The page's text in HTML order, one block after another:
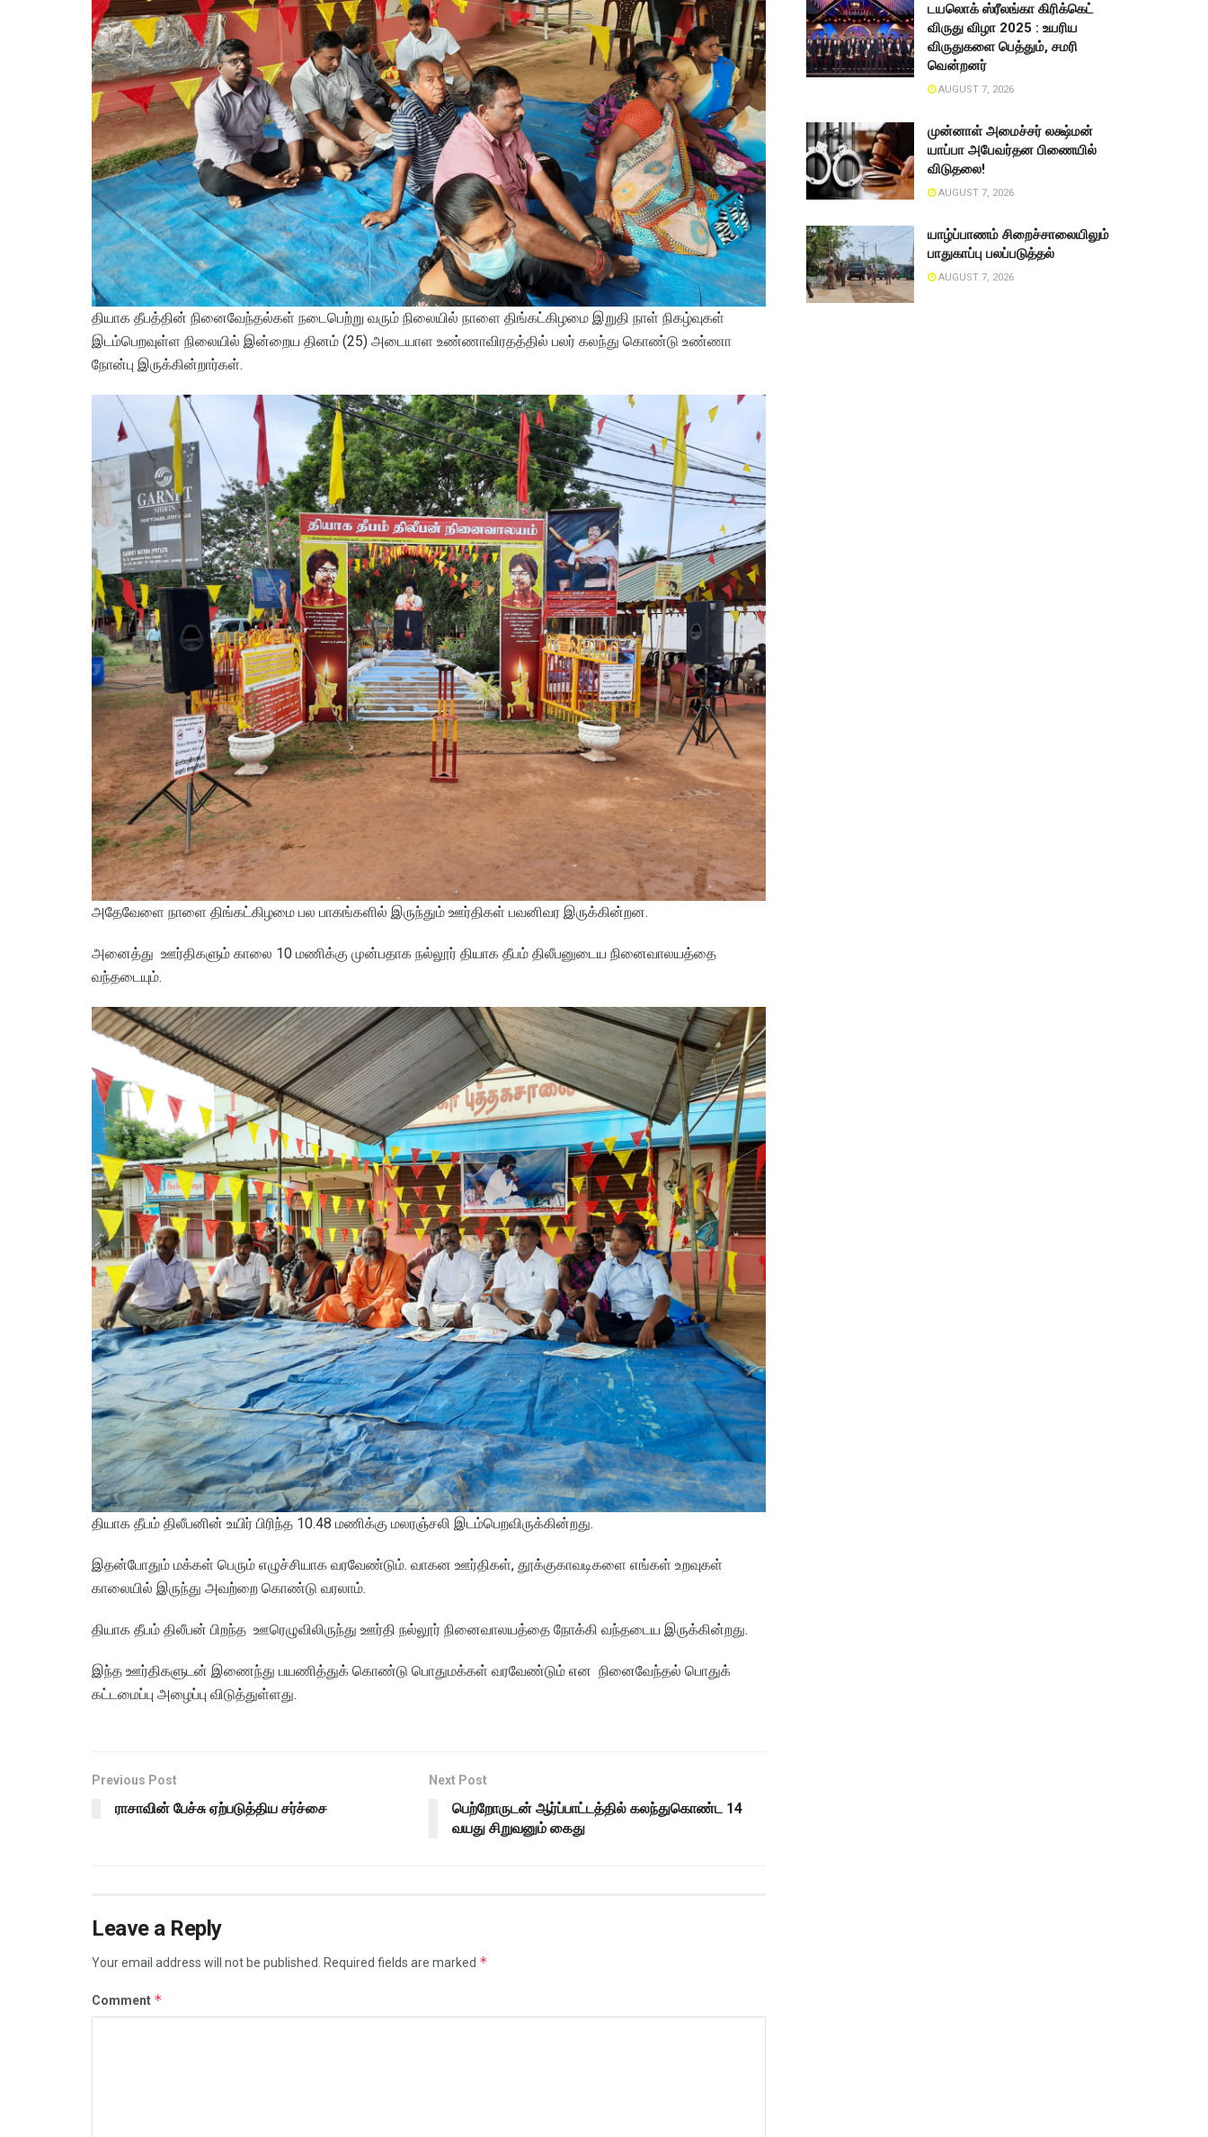
தியாக தீபத்தின் நினைவேந்தல்கள் நடைபெற்று வரும் நிலையில் நாளை திங்கட்கிழமை இறுதி நாள் நிகழ்வுகள்
இடம்பெறவுள்ள நிலையில் இன்றைய தினம் (25) அடையாள உண்ணாவிரதத்தில் பலர் கலந்து கொண்டு உண்ணா
நோன்பு இருக்கின்றார்கள்.
அதேவேளை நாளை திங்கட்கிழமை பல பாகங்களில் இருந்தும் ஊர்திகள் பவனிவர இருக்கின்றன.
அனைத்து ஊர்திகளும் காலை 10 மணிக்கு முன்பதாக நல்லூர் தியாக தீபம் திலீபனுடைய நினைவாலயத்தை
வந்தடையும்.
தியாக தீபம் திலீபனின் உயிர் பிரிந்த 10.48 மணிக்கு மலரஞ்சலி இடம்பெறவிருக்கின்றது.
இதன்போதும் மக்கள் பெரும் எழுச்சியாக வரவேண்டும். வாகன ஊர்திகள், தூக்குகாவடிகளை எங்கள் உறவுகள்
காலையில் இருந்து அவற்றை கொண்டு வரலாம்.
தியாக தீபம் திலீபன் பிறந்த ஊரெழுவிலிருந்து ஊர்தி நல்லூர் நினைவாலயத்தை நோக்கி வந்தடைய இருக்கின்றது.
இந்த ஊர்திகளுடன் இணைந்து பயணித்துக் கொண்டு பொதுமக்கள் வரவேண்டும் என நினைவேந்தல் பொதுக்
கட்டமைப்பு அழைப்பு விடுத்துள்ளது.
Previous Post
ராசாவின் பேச்சு ஏற்படுத்திய சர்ச்சை
Next Post
பெற்றோருடன் ஆர்ப்பாட்டத்தில் கலந்துகொண்ட 14
வயது சிறுவனும் கைது
Leave a Reply
Your email address will not be published. Required fields are marked *
Comment *
டயலொக் ஸ்ரீலங்கா கிரிக்கெட்
விருது விழா 2025 : உயரிய
விருதுகளை பெத்தும், சமரி
வென்றனர்
AUGUST 7, 2026
முன்னாள் அமைச்சர் லக்ஷ்மன்
யாப்பா அபேவர்தன பிணையில்
விடுதலை!
AUGUST 7, 2026
யாழ்ப்பாணம் சிறைச்சாலையிலும்
பாதுகாப்பு பலப்படுத்தல்
AUGUST 7, 2026